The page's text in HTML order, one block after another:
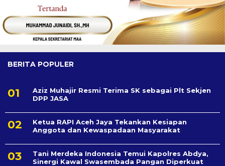
BERITA POPULER
Aziz Muhajir Resmi Terima SK sebagai Plt Sekjen
DPP JASA
Ketua RAPI Aceh Jaya Tekankan Kesiapan
Anggota dan Kewaspadaan Masyarakat
Tani Merdeka Indonesia Temui Kapolres Abdya,
Sinergi Kawal Swasembada Pangan Diperkuat